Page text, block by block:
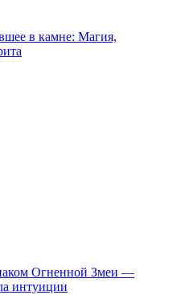
в камне: Магия,
Огненной Змеи —
интуиции